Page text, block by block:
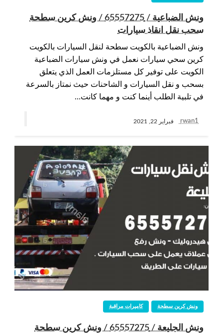
ونش الضباعية / 65557275 / ونش كرين سطحة
سحب نقل انقاذ سيارات
ونش الضباعية بالكويت سطحة لنقل السيارات بالكويت
كرين سحي سيارات نعمل في ونش سيارات الضباعية
الكويت على توفير كل مستلزمات العمل الذي يتعلق
بسحب و نقل السيارات و الشاحنات حيث نمتاز بالسرعة
في تلبية الطلب أينما كنت و مهما كانت…
rwan1 فبراير 22, 2021
كاميرات مراقبة ونش كرين سطحة
ونش الجليعة / 65557275 / ونش كرين سطحة